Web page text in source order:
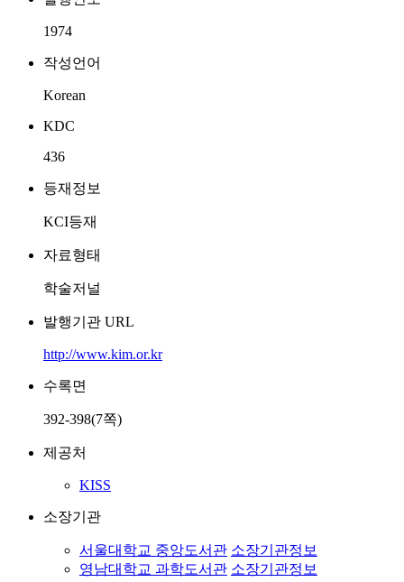
1974
작성언어
Korean
KDC
436
등재정보
KCI등재
자료형태
학술저널
발행기관 URL
http://www.kim.or.kr
수록면
392-398(7쪽)
제공처
KISS
소장기관
서울대학교 중앙도서관 소장기관정보
영남대학교 과학도서관 소장기관정보